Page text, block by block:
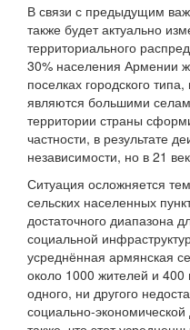
В связи с предыдущим
также будет актуально
территориального
30% населения Армении
поселках городского
являются большими
территории страны
частности, в результате
независимости, но в 21
Ситуация осложняется
сельских населенных
достаточного диапазона
социальной
усреднённая армянская
около 1000 жителей и 400
одного, ни другого
социально-экономической